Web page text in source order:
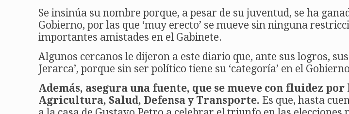
Se insinúa su nombre porque, a pesar de su juventud, se ha
Gobierno, por las que ‘muy erecto’ se mueve sin ninguna
importantes amistades en el Gabinete.
Algunos cercanos le dijeron a este diario que, ante sus logros,
Jerarca’, porque sin ser político tiene su ‘categoría’ en el
Además, asegura una fuente, que se mueve con fluidez
Agricultura, Salud, Defensa y Transporte. Es que, hasta